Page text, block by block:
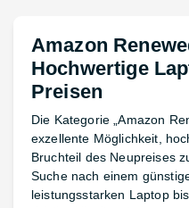
Amazon
Hochwertige
Preisen
Die Kategorie „Amazon
exzellente Möglichkeit,
Bruchteil des Neupreises
Suche nach einem
leistungsstarken Laptop